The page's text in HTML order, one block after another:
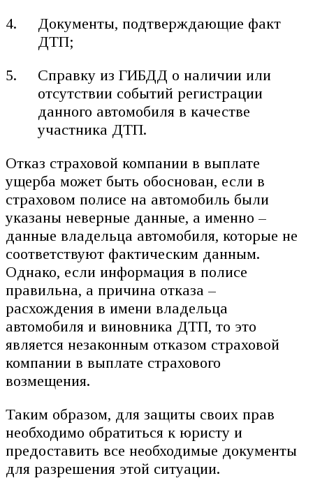
Документы, подтверждающие факт
ДТП;
Справку из ГИБДД о наличии или
отсутствии событий регистрации
данного автомобиля в качестве
участника ДТП.
Отказ страховой компании в выплате
ущерба может быть обоснован, если в
страховом полисе на автомобиль были
указаны неверные данные, а именно –
данные владельца автомобиля, которые не
соответствуют фактическим данным.
Однако, если информация в полисе
правильна, а причина отказа –
расхождения в имени владельца
автомобиля и виновника ДТП, то это
является незаконным отказом страховой
компании в выплате страхового
возмещения.
Таким образом, для защиты своих прав
необходимо обратиться к юристу и
предоставить все необходимые документы
для разрешения этой ситуации.